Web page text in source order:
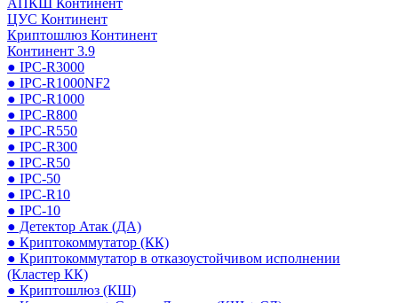
ЦУС Континент
Криптошлюз Континент
Континент 3.9
● IPC-R3000
● IPC-R1000NF2
● IPC-R1000
● IPC-R800
● IPC-R550
● IPC-R300
● IPC-R50
● IPC-50
● IPC-R10
● IPC-10
● Детектор Атак (ДА)
● Криптокоммутатор (КК)
● Криптокоммутатор в отказоустойчивом исполнении
(Кластер КК)
● Криптошлюз (КШ)